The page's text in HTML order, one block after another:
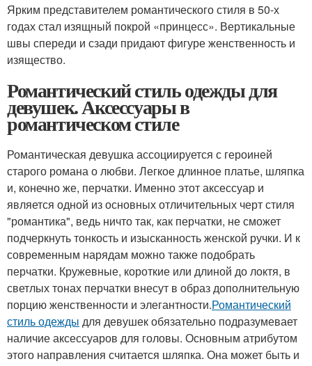
Ярким представителем романтического стиля в 50-х
годах стал изящный покрой «принцесс». Вертикальные
швы спереди и сзади придают фигуре женственность и
изящество.
Романтический стиль одежды для
девушек. Аксессуары в
романтическом стиле
Романтическая девушка ассоциируется с героиней
старого романа о любви. Легкое длинное платье, шляпка
и, конечно же, перчатки. Именно этот аксессуар и
является одной из основных отличительных черт стиля
"романтика", ведь ничто так, как перчатки, не сможет
подчеркнуть тонкость и изысканность женской ручки. И к
современным нарядам можно также подобрать
перчатки. Кружевные, короткие или длиной до локтя, в
светлых тонах перчатки внесут в образ дополнительную
порцию женственности и элегантности.Романтический
стиль одежды для девушек обязательно подразумевает
наличие аксессуаров для головы. Основным атрибутом
этого направления считается шляпка. Она может быть и